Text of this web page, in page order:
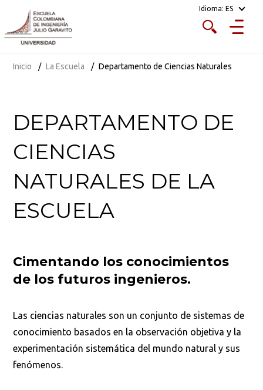
Idioma: ES
Inicio La Escuela Departamento de Ciencias Naturales
DEPARTAMENTO DE
CIENCIAS
NATURALES DE LA
ESCUELA
Cimentando los conocimientos
de los futuros ingenieros.
Las ciencias naturales son un conjunto de sistemas de
conocimiento basados en la observación objetiva y la
experimentación sistemática del mundo natural y sus
fenómenos.